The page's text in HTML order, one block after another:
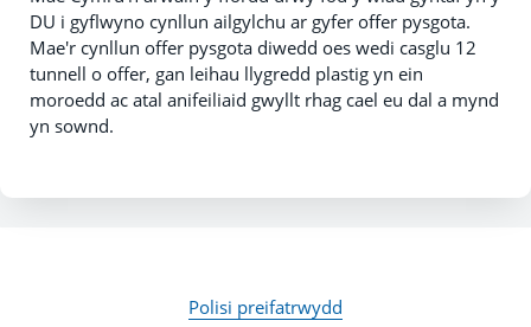
DU i gyflwyno cynllun ailgylchu ar gyfer offer pysgota.
Mae'r cynllun offer pysgota diwedd oes wedi casglu 12
tunnell o offer, gan leihau llygredd plastig yn ein
moroedd ac atal anifeiliaid gwyllt rhag cael eu dal a mynd
yn sownd.
Polisi preifatrwydd